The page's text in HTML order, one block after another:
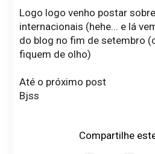
Logo logo venho postar
internacionais (hehe... e lá
do blog no fim de setembro
fiquem de olho)
Até o próximo post
Bjss
Compartilhe